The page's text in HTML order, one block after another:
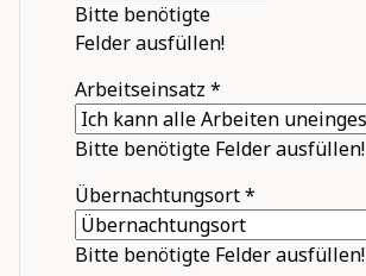
Bitte benötigte
Felder ausfüllen!
Arbeitseinsatz *
Bitte benötigte Felder ausfüllen!
Übernachtungsort*
Bitte benötigte Felder ausfüllen!